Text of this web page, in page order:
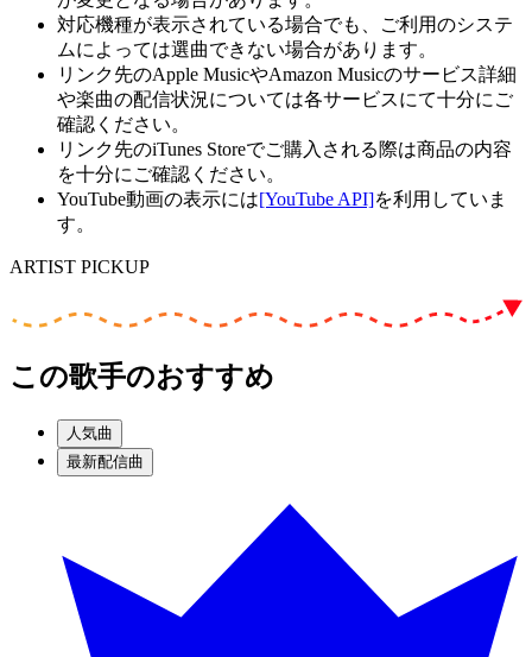
対応機種が表示されている場合でも、ご利用のシステ
ムによっては選曲できない場合があります。
リンク先のApple MusicやAmazon Musicのサービス詳細
や楽曲の配信状況については各サービスにて十分にご
確認ください。
リンク先のiTunes Storeでご購入される際は商品の内容
を十分にご確認ください。
YouTube動画の表示には[YouTube API]を利用していま
す。
ARTIST PICKUP
この歌手のおすすめ
人気曲
最新配信曲